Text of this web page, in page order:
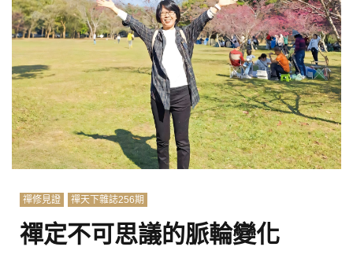
禪修見證 禪天下雜誌256期
禪定不可思議的脈輪變化